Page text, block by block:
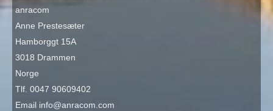
anracom
Anne Prestesæter
Hamborggt 15A
3018 Drammen
Norge
Tlf. 0047 90609402
Email info@anracom.com